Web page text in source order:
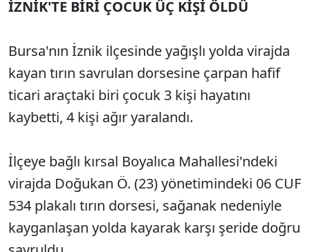
İZNİK'TE BİRİ ÇOCUK ÜÇ KİŞİ ÖLDÜ
Bursa'nın İznik ilçesinde yağışlı yolda virajda
kayan tırın savrulan dorsesine çarpan hafif
ticari araçtaki biri çocuk 3 kişi hayatını
kaybetti, 4 kişi ağır yaralandı.
İlçeye bağlı kırsal Boyalıca Mahallesi'ndeki
virajda Doğukan Ö. (23) yönetimindeki 06 CUF
534 plakalı tırın dorsesi, sağanak nedeniyle
kayganlaşan yolda kayarak karşı şeride doğru